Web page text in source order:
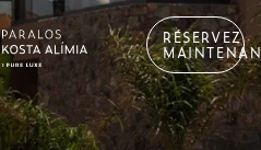
RÉSERVEZ